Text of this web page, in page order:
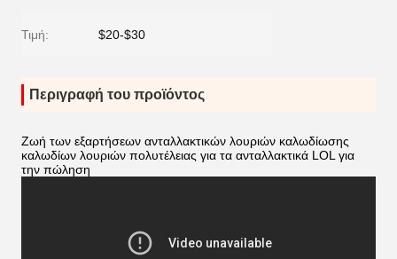
Τιμή: $20-$30
Περιγραφή του προϊόντος
Ζωή των εξαρτήσεων ανταλλακτικών λουριών καλωδίωσης
καλωδίων λουριών πολυτέλειας για τα ανταλλακτικά LOL για
την πώληση